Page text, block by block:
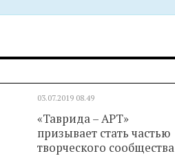
03.07.2019 08.49
«Таврида – АРТ»
призывает стать частью
творческого сообщества